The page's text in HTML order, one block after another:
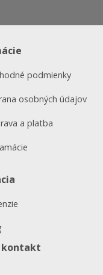
podmienky
osobných údajov
a platba
kontakt